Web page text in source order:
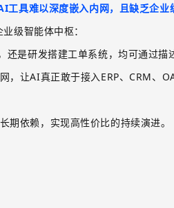
工具难以深度嵌入内网，且缺乏企业
级智能体中枢：
是研发搭建工单系统，均可通过描
，让AI真正敢于接入ERP、 CRM、
期依赖，实现高性价比的持续演进。